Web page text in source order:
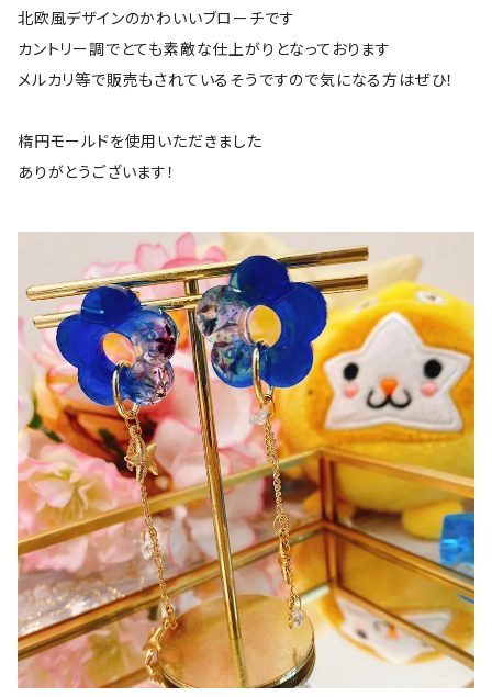
北欧風デザインのかわいいブローチです
カントリー調でとても素敵な仕上がりとなっております
メルカリ等で販売もされているそうですので気になる方はぜひ！
楕円モールドを使用いただきました
ありがとうございます！